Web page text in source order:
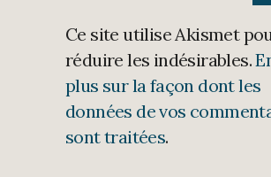
Ce site utilise Akismet
réduire les indésirables.
plus sur la façon dont les
données de vos
sont traitées.